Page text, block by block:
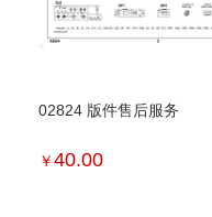
02824 版件售后服务
￥40.00